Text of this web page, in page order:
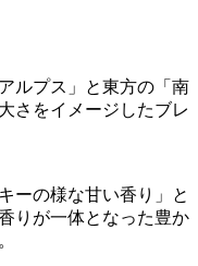
ルプス」と東方の「南
さをイメージしたブレ
ーの様な甘い香り」と
りが一体となった豊か